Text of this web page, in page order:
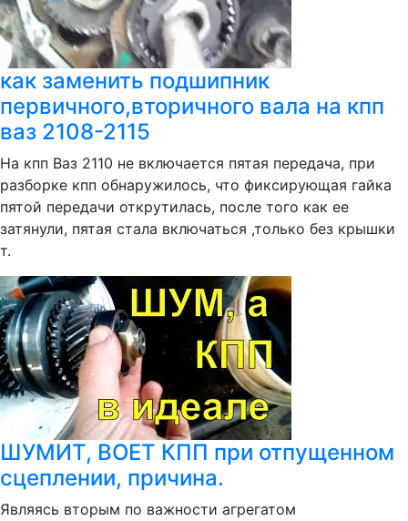
как заменить подшипник
первичного,вторичного вала на кпп
ваз 2108-2115
На кпп Ваз 2110 не включается пятая передача, при
разборке кпп обнаружилось, что фиксирующая гайка
пятой передачи открутилась, после того как ее
затянули, пятая стала включаться ,только без крышки
т.
ШУМИТ, ВОЕТ КПП при отпущенном
сцеплении, причина.
Являясь вторым по важности агрегатом